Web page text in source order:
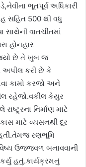
ભૂતપૂર્વ અધિકારી
સહિત 500 થી વધુ
સાથેની વાતચીતમાં
હોનહાર
છે તે ખુબ જ
કરી છે કે
કામો કરજો અને
રહેજો.વકીલ કેયુર
નિર્માણ માટે
માટે વ્યસનથી દૂર
રણભૂમિ
ઉજ્જવળ બનાવવાની
હતું.કાર્યક્રમનું